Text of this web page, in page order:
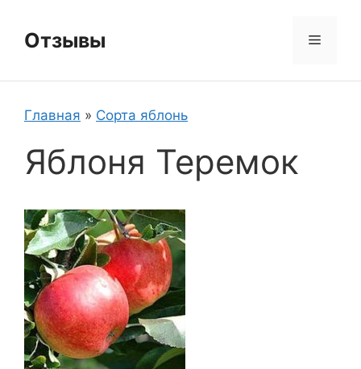
содержимому
Отзывы Меню
Главная » Сорта яблонь
Яблоня Теремок